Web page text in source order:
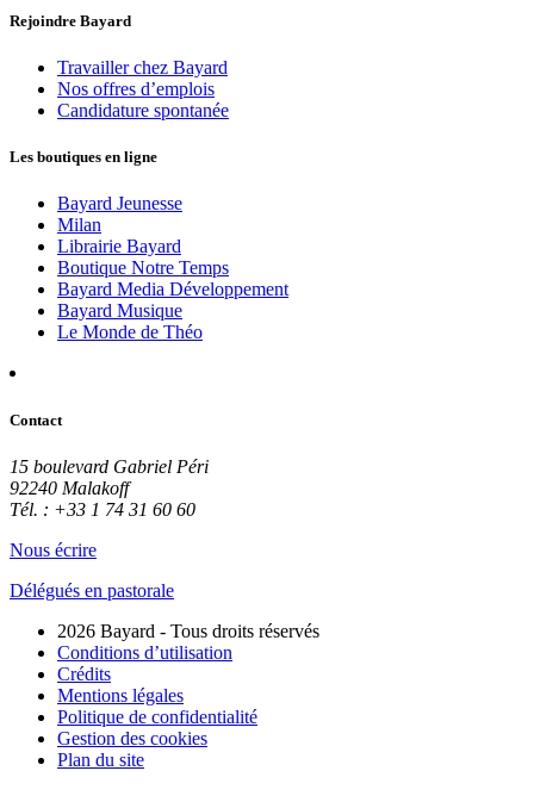
Rejoindre Bayard
Travailler chez Bayard
Nos offres d’emplois
Candidature spontanée
Les boutiques en ligne
Bayard Jeunesse
Milan
Librairie Bayard
Boutique Notre Temps
Bayard Media Développement
Bayard Musique
Le Monde de Théo
Contact
15 boulevard Gabriel Péri
92240 Malakoff
Tél. : +33 1 74 31 60 60
Nous écrire
Délégués en pastorale
2026 Bayard - Tous droits réservés
Conditions d’utilisation
Crédits
Mentions légales
Politique de confidentialité
Gestion des cookies
Plan du site